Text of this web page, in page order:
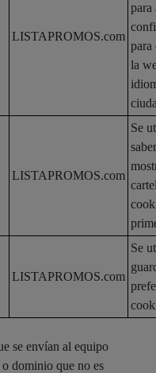
LISTAPROMOS.com
para
para
la
LISTAPROMOS.com
Se
LISTAPROMOS.com
Se
se envían al equipo
dominio que no es